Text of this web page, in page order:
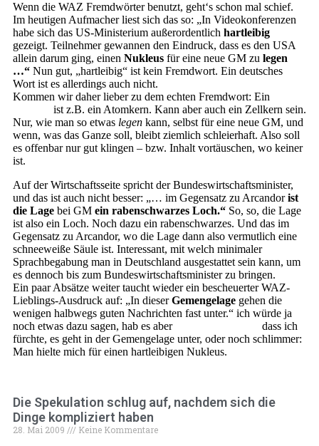
Wenn die WAZ Fremdwörter benutzt, geht‘s schon mal schief.
Im heutigen Aufmacher liest sich das so: „In Videokonferenzen
habe sich das US-Ministerium außerordentlich hartleibig
gezeigt. Teilnehmer gewannen den Eindruck, dass es den USA
allein darum ging, einen Nukleus für eine neue GM zu legen
…“ Nun gut, „hartleibig“ ist kein Fremdwort. Ein deutsches
Wort ist es allerdings auch nicht.
Kommen wir daher lieber zu dem echten Fremdwort: Ein
ist z.B. ein Atomkern. Kann aber auch ein Zellkern sein.
Nur, wie man so etwas legen kann, selbst für eine neue GM, und
wenn, was das Ganze soll, bleibt ziemlich schleierhaft. Also soll
es offenbar nur gut klingen – bzw. Inhalt vortäuschen, wo keiner
ist.
Auf der Wirtschaftsseite spricht der Bundeswirtschaftsminister,
und das ist auch nicht besser: „… im Gegensatz zu Arcandorist
die Lage bei GM ein rabenschwarzes Loch.“ So, so, die Lage
ist also ein Loch. Noch dazu ein rabenschwarzes. Und das im
Gegensatz zu Arcandor, wo die Lage dann also vermutlich eine
schneeweiße Säule ist. Interessant, mit welch minimaler
Sprachbegabung man in Deutschland ausgestattet sein kann, um
es dennoch bis zum Bundeswirtschaftsminister zu bringen.
Ein paar Absätze weiter taucht wieder ein bescheuerter WAZ-
Lieblings-Ausdruck auf: „In dieserGemengelage gehen die
wenigen halbwegs guten Nachrichten fast unter.“ ich würde ja
noch etwas dazu sagen, hab es aber
dass ich
fürchte, es geht in der Gemengelage unter, oder noch schlimmer:
Man hielte mich für einen hartleibigen Nukleus.
Die Spekulation schlug auf, nachdem sich die
Dinge kompliziert haben
28. Mai 2009 Keine Kommentare